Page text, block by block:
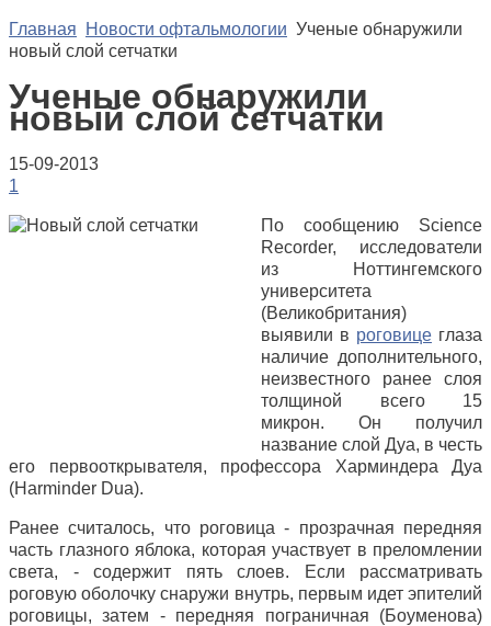
Главная Новости офтальмологии Ученые обнаружили
новый слой сетчатки
Ученые обнаружили
новый слой сетчатки
15-09-2013
1
По сообщению Science
Recorder, исследователи
из Ноттингемского
университета
(Великобритания)
выявили в роговице глаза
наличие дополнительного,
неизвестного ранее слоя
толщиной всего 15
микрон. Он получил
название слой Дуа, в честь
его первооткрывателя, профессора Харминдера Дуа
(Harminder Dua).
Ранее считалось, что роговица - прозрачная передняя
часть глазного яблока, которая участвует в преломлении
света, - содержит пять слоев. Если рассматривать
роговую оболочку снаружи внутрь, первым идет эпителий
роговицы, затем - передняя пограничная (Боуменова)